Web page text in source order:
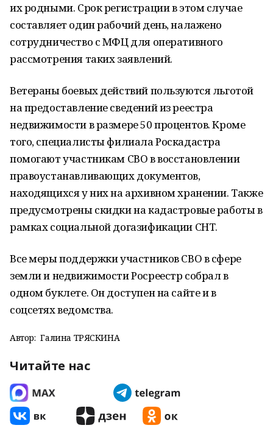
их родными. Срок регистрации в этом случае
составляет один рабочий день, налажено
сотрудничество с МФЦ для оперативного
рассмотрения таких заявлений.
Ветераны боевых действий пользуются льготой
на предоставление сведений из реестра
недвижимости в размере 50 процентов. Кроме
того, специалисты филиала Роскадастра
помогают участникам СВО в восстановлении
правоустанавливающих документов,
находящихся у них на архивном хранении. Также
предусмотрены скидки на кадастровые работы в
рамках социальной догазификации СНТ.
Все меры поддержки участников СВО в сфере
земли и недвижимости Росреестр собрал в
одном буклете. Он доступен на сайте и в
соцсетях ведомства.
Автор: Галина ТРЯСКИНА
Читайте нас